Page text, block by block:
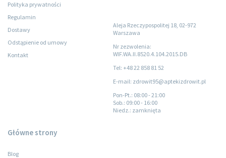
Polityka prywatności
Regulamin
Dostawy
Odstąpienie od umowy
Kontakt
Aleja Rzeczypospolitej 18, 02-972
Warszawa
Nr zezwolenia:
WIF.WA.II.8520.4.104.2015.DB
Tel: +48 22 858 81 52
E-mail: zdrowit95@aptekizdrowit.pl
Pon-Pt.: 08:00 - 21:00
Sob.: 09:00 - 16:00
Niedz.: zamknięta
Główne strony
Blog